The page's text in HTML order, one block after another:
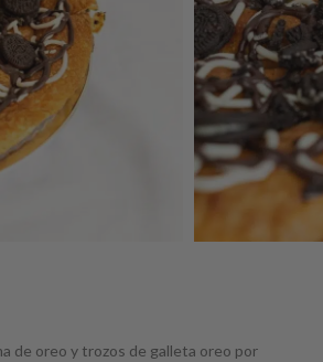
de oreo y trozos de galleta oreo por